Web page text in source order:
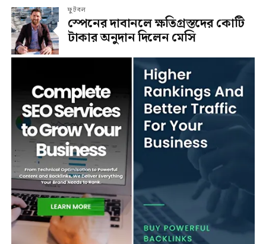
ফুটবল
স্পেনের দাবানলে ক্ষতিগ্রস্তদের কোটি
টাকার অনুদান দিলেন মেসি